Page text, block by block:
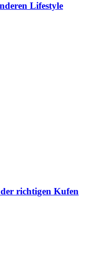
Lifestyle
richtigen Kufen